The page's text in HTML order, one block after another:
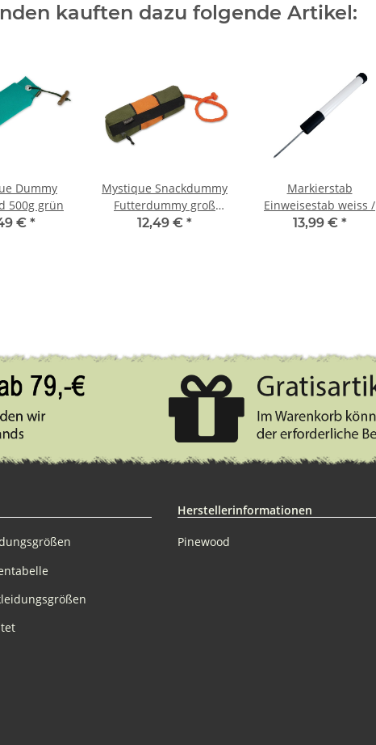
kauften dazu folgende Artikel:
Dummy
500g grün
€ *
Mystique Snackdummy
Futterdummy groß
khaki/orange
12,49 € *
Markierstab
Einweisestab weiss /
schwarz
13,99 € *
Herstellerinformationen
Pinewood